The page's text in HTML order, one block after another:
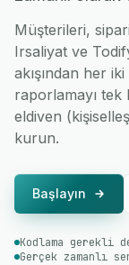
Müşterileri,
Irsaliyat ve
akışından her
raporlamayı
eldiven
kurun.
Başlayın
Kodlama gerekli
Gerçek zamanlı